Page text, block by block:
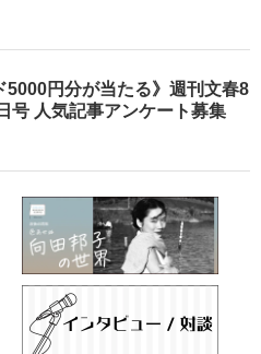
5000円分が当たる》週刊文春8
号 人気記事アンケート募集